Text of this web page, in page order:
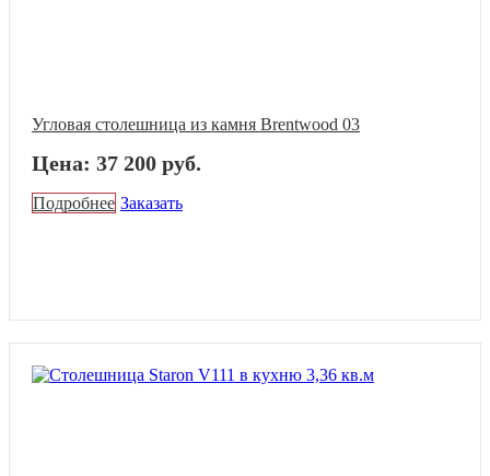
Угловая столешница из камня Brentwood 03
Цена: 37 200 руб.
Подробнее Заказать